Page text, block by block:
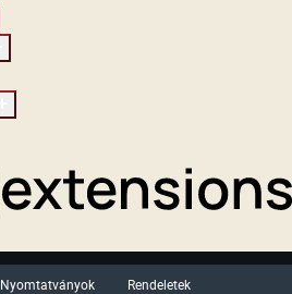
Nyomtatványok
Rendeletek